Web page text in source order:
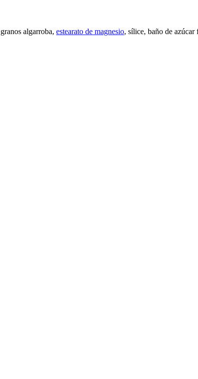
algarroba, estearato de magnesio, sílice, baño de azúcar